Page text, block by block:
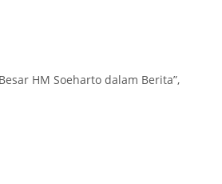
HM Soeharto dalam Berita”,